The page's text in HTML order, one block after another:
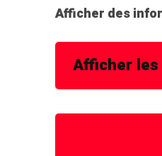
Afficher des
Afficher